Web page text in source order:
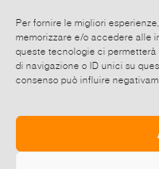
Per fornire le migliori
memorizzare e/o accedere alle
queste tecnologie ci
di navigazione o ID unici su
consenso può influire
venerdì 10 maggio a domenica
maggio ore 17.00-21.00
martedì al sabato
la mostra ospiterà le
Serena Luongo del
confronteranno con le
allievi orafi per un dialogo